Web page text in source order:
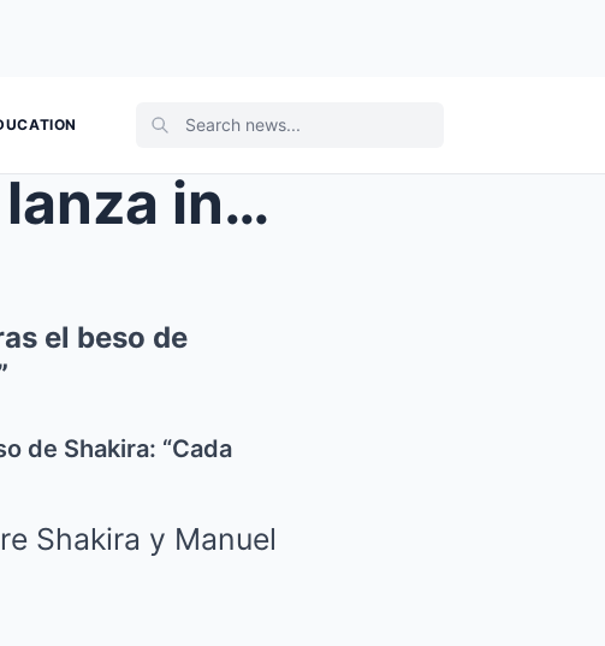
Piqué rompe el silencio y lanza indirecta en vivo ...
el beso de
de Shakira: “Cada